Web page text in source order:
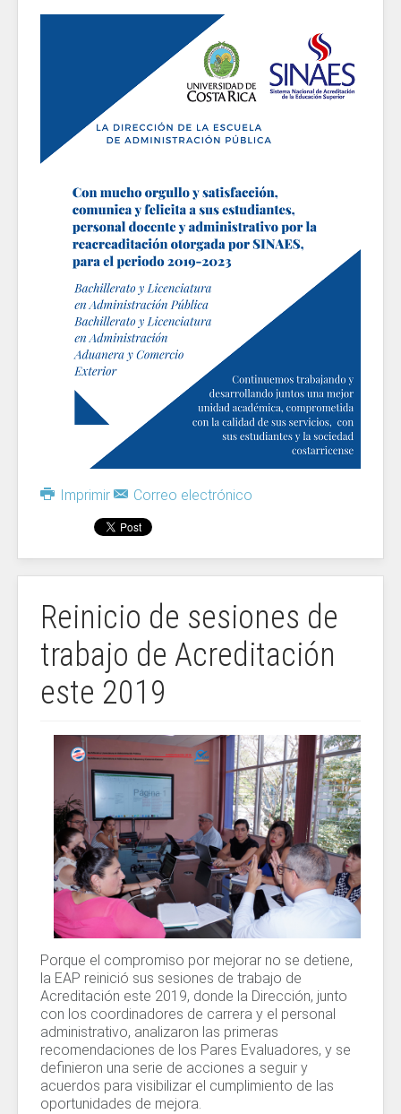
Imprimir Correo electrónico
Reinicio de sesiones de
trabajo de Acreditación
este 2019
Porque el compromiso por mejorar no se detiene,
la EAP reinició sus sesiones de trabajo de
Acreditación este 2019, donde la Dirección, junto
con los coordinadores de carrera y el personal
administrativo, analizaron las primeras
recomendaciones de los Pares Evaluadores, y se
definieron una serie de acciones a seguir y
acuerdos para visibilizar el cumplimiento de las
oportunidades de mejora.